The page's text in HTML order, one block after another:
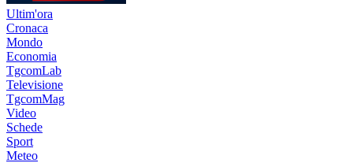
Ultim'ora
Cronaca
Mondo
Economia
TgcomLab
Televisione
TgcomMag
Video
Schede
Sport
Meteo